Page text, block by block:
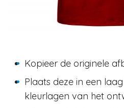
Kopieer de originele
Plaats deze in een
kleurlagen van het